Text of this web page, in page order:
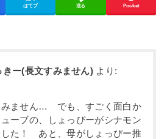
はてブ 送る Pocket
きー(長文すみません) より:
みません… でも、すごく面白か
ーブの、しょっぴーがシナモン
した！ あと、母がしょっぴー推